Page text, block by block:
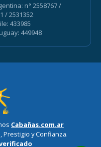
n° 2558767 /
/ 2531352
433985
449948
Cabañas.com.ar
Prestigio y Confianza.